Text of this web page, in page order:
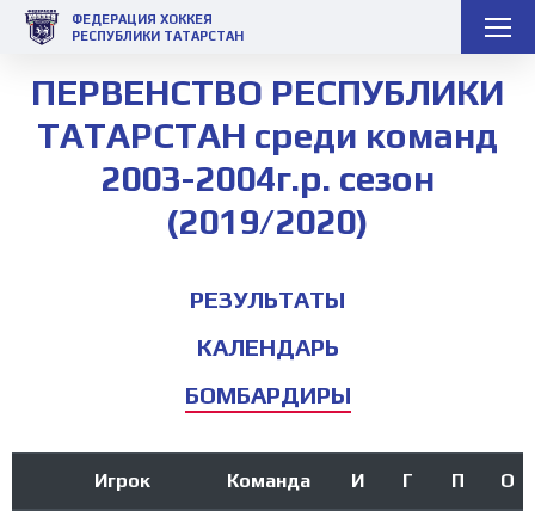
ФЕДЕРАЦИЯ ХОККЕЯ
РЕСПУБЛИКИ ТАТАРСТАН
ПЕРВЕНСТВО РЕСПУБЛИКИ
ТАТАРСТАН среди команд
2003-2004г.р. сезон
(2019/2020)
РЕЗУЛЬТАТЫ
КАЛЕНДАРЬ
БОМБАРДИРЫ
Игрок Команда И Г П О